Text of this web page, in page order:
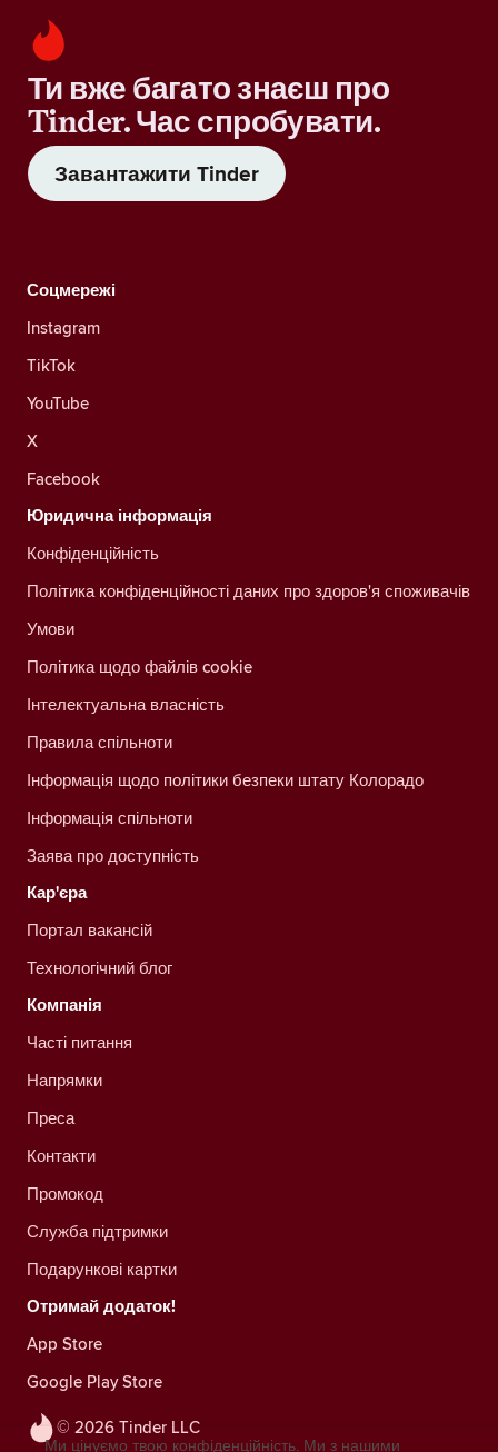
Ти вже багато знаєш про
Tinder. Час спробувати.
Завантажити Tinder
© 2026 Tinder LLC
Соцмережі
Instagram
TikTok
YouTube
X
Facebook
Юридична інформація
Конфіденційність
Політика конфіденційності даних про здоров'я споживачів
Умови
Політика щодо файлів cookie
Інтелектуальна власність
Правила спільноти
Інформація щодо політики безпеки штату Колорадо
Інформація спільноти
Заява про доступність
Кар'єра
Портал вакансій
Технологічний блог
Компанія
Часті питання
Напрямки
Преса
Контакти
Промокод
Служба підтримки
Подарункові картки
Отримай додаток!
App Store
Google Play Store
Ми цінуємо твою конфіденційність. Ми з нашими